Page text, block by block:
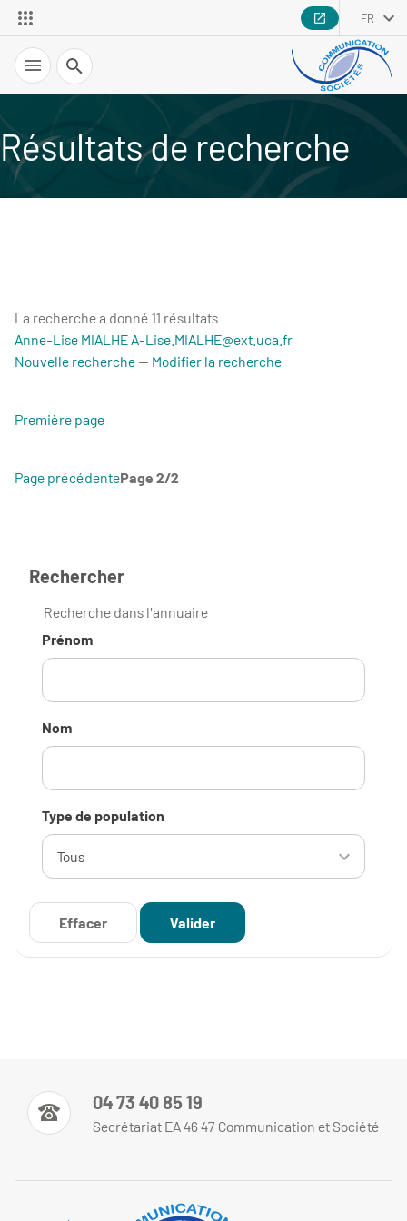
FR
Recherche
Résultats de recherche
La recherche a donné 11 résultats
Anne-Lise MIALHEA-Lise.MIALHE@ext.uca.fr
Nouvelle recherche — Modifier la recherche
Première page
Page précédentePage 2/2
Rechercher
Recherche dans l'annuaire
Prénom
Nom
Type de population
04 73 40 85 19
Secrétariat EA 46 47 Communication et Société